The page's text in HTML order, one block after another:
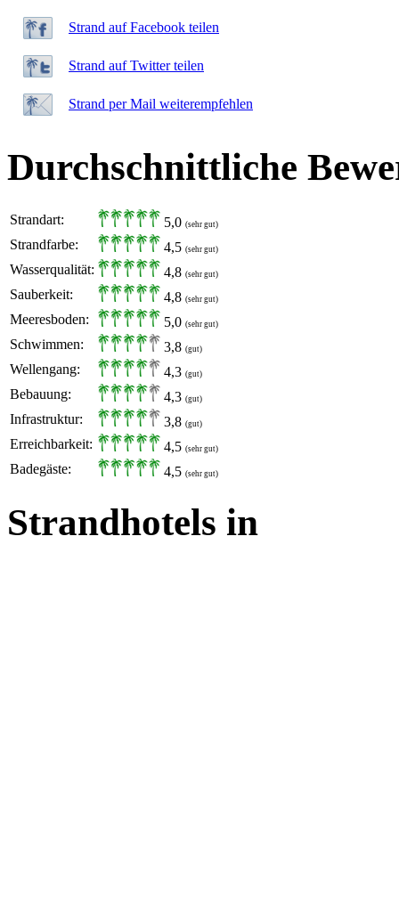
Strand auf Facebook teilen
Strand auf Twitter teilen
Strand per Mail weiterempfehlen
Durchschnittliche
Strandart: 5,0 (sehr gut)
Strandfarbe: 4,5 (sehr gut)
Wasserqualität: 4,8 (sehr gut)
Sauberkeit: 4,8 (sehr gut)
Meeresboden: 5,0 (sehr gut)
Schwimmen: 3,8 (gut)
Wellengang: 4,3 (gut)
Bebauung: 4,3 (gut)
Infrastruktur: 3,8 (gut)
Erreichbarkeit: 4,5 (sehr gut)
Badegäste: 4,5 (sehr gut)
Strandhotels in